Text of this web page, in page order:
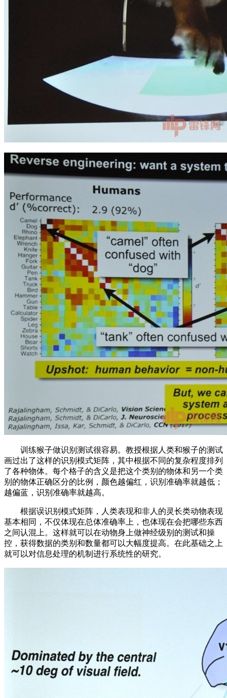
训练猴子做识别测试很容易。教授根据人类和猴子的测试
画过出了这样的识别模式矩阵，其中根据不同的复杂程度排列
了各种物体。每个格子的含义是把这个类别的物体和另一个类
别的物体正确区分的比例，颜色越偏红，识别准确率就越低；
越偏蓝，识别准确率就越高。
根据误识别模式矩阵，人类表现和非人的灵长类动物表现
基本相同，不仅体现在总体准确率上，也体现在会把哪些东西
之间认混上。这样就可以在动物身上做神经级别的测试和操
控，获得数据的类别和数量都可以大幅度提高。在此基础之上
就可以对信息处理的机制进行系统性的研究。